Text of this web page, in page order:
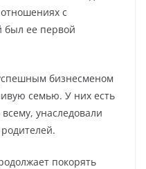
с
был ее первой
бизнесменом
семью. У них есть
унаследовали
покорять